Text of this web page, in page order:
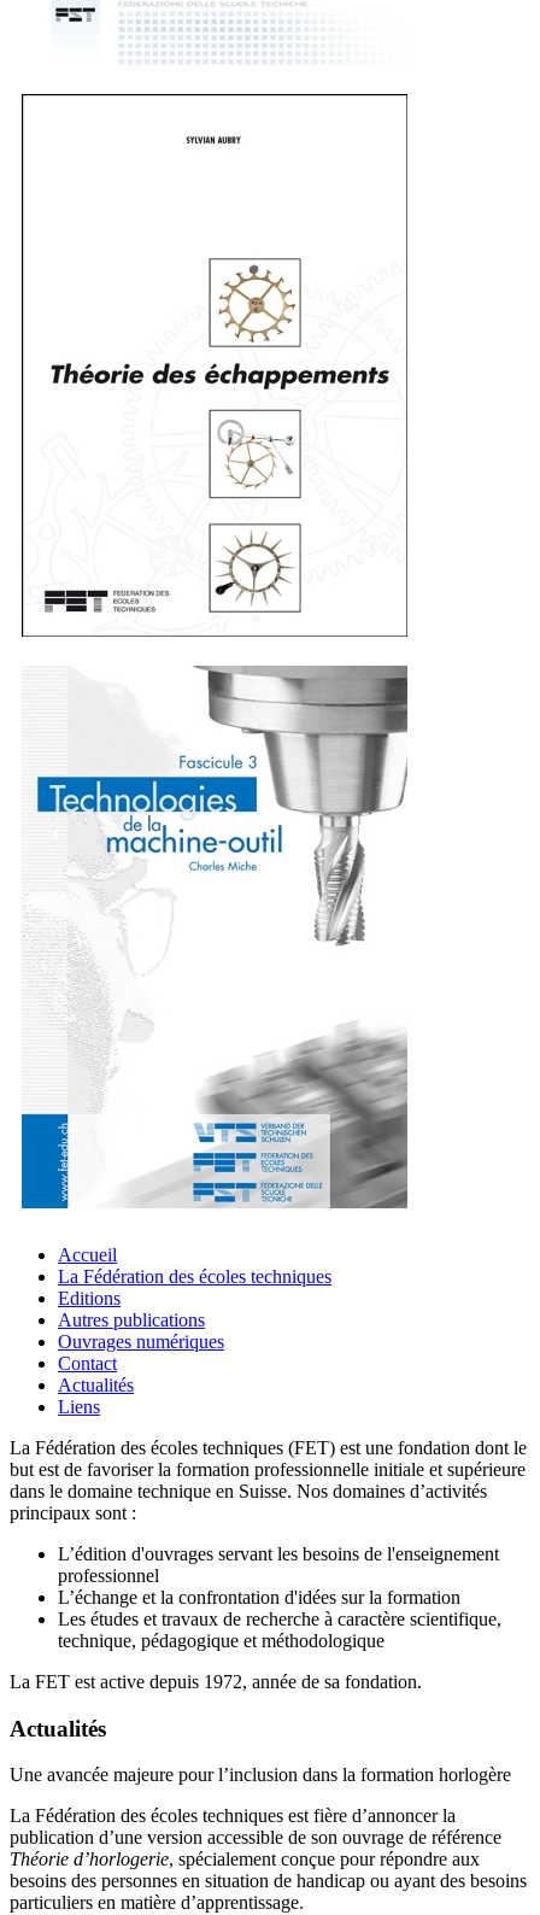
Accueil
La Fédération des écoles techniques
Editions
Autres publications
Ouvrages numériques
Contact
Actualités
Liens
La Fédération des écoles techniques (FET) est une fondation dont le
but est de favoriser la formation professionnelle initiale et supérieure
dans le domaine technique en Suisse. Nos domaines d’activités
principaux sont :
L’édition d'ouvrages servant les besoins de l'enseignement
professionnel
L’échange et la confrontation d'idées sur la formation
Les études et travaux de recherche à caractère scientifique,
technique, pédagogique et méthodologique
La FET est active depuis 1972, année de sa fondation.
Actualités
Une avancée majeure pour l’inclusion dans la formation horlogère
La Fédération des écoles techniques est fière d’annoncer la
publication d’une version accessible de son ouvrage de référence
Théorie d’horlogerie, spécialement conçue pour répondre aux
besoins des personnes en situation de handicap ou ayant des besoins
particuliers en matière d’apprentissage.